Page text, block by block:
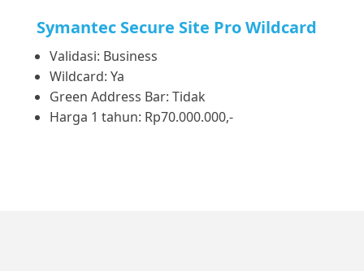
Symantec Secure Site Pro Wildcard
Validasi: Business
Wildcard: Ya
Green Address Bar: Tidak
Harga 1 tahun: Rp70.000.000,-